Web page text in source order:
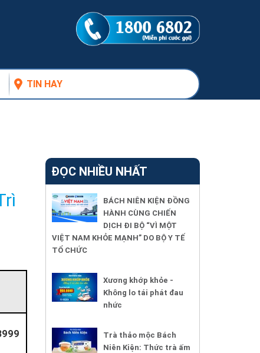
TIN HAY
ĐỌC NHIỀU NHẤT
BÁCH NIÊN KIỆN ĐỒNG
HÀNH CÙNG CHIẾN
DỊCH ĐI BỘ “VÌ MỘT
VIỆT NAM KHỎE MẠNH” DO BỘ Y TẾ
TỔ CHỨC
Xương khớp khỏe -
Không lo tái phát đau
nhức
Trà thảo mộc Bách
Niên Kiện: Thức trà ấm